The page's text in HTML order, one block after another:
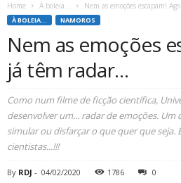
Home À boleia... Nem as emoções escapam!
À BOLEIA... NAMOROS
Nem as emoções
já têm radar…
Como num filme de ficção científica,
desenvolver um... radar de emoções. Um
simular ou disfarçar o que quer que seja.
cientistas...!!!
By RDJ - 04/02/2020 1786 0